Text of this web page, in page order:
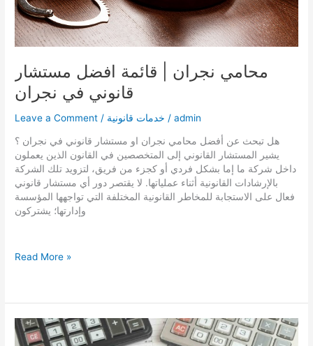
محامي نجران | قائمة افضل مستشار
قانوني في نجران
Leave a Comment / خدمات قانونية /admin
هل تبحث عن أفضل محامي نجران او مستشار قانوني في نجران ؟
يشير المستشار القانوني إلى المتخصصين في القانون الذين يعملون
داخل شركة ما إما بشكل فردي أو كجزء من فريق، لتزويد تلك الشركة
بالإرشادات القانونية أثناء عملياتها. لا يقتصر دور أي مستشار قانوني
فعال على الاستجابة للمخاطر القانونية المختلفة التي تواجهها المؤسسة
وإدارتها؛ يشتركون
محامي
مستشار
قانوني
Read More »